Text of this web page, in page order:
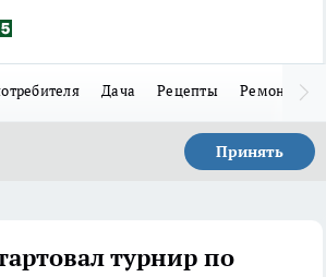
Дача Рецепты Ремонт
Принять
турнир по